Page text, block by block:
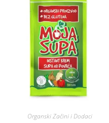
Organski Začini i Dodaci